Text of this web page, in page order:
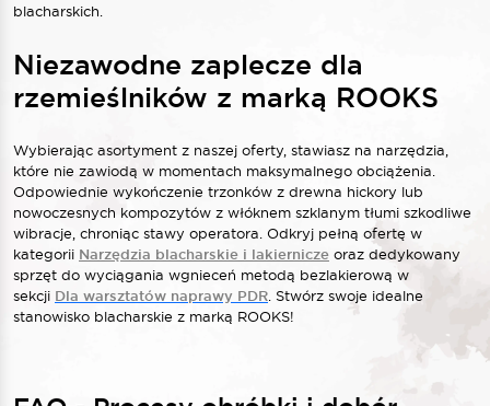
blacharskich.
Niezawodne zaplecze dla
rzemieślników z marką ROOKS
Wybierając asortyment z naszej oferty, stawiasz na narzędzia,
które nie zawiodą w momentach maksymalnego obciążenia.
Odpowiednie wykończenie trzonków z drewna hickory lub
nowoczesnych kompozytów z włóknem szklanym tłumi szkodliwe
wibracje, chroniąc stawy operatora. Odkryj pełną ofertę w
kategorii Narzędzia blacharskie i lakiernicze oraz dedykowany
sprzęt do wyciągania wgnieceń metodą bezlakierową w
sekcji Dla warsztatów naprawy PDR . Stwórz swoje idealne
stanowisko blacharskie z marką ROOKS!